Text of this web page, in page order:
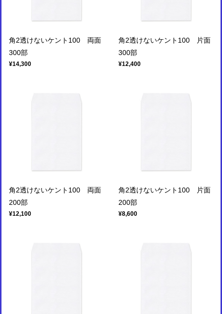
角2透けないケント100 両面
300部
¥14,300
角2透けないケント100 片面
300部
¥12,400
角2透けないケント100 両面
200部
¥12,100
角2透けないケント100 片面
200部
¥8,600